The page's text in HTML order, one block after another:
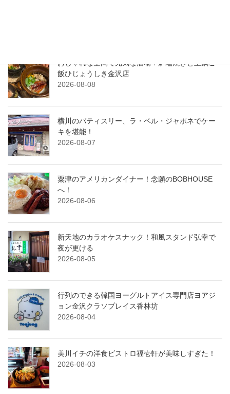
おしゃれな空間で元気な酒場！炉端焼きと土鍋ご
飯ひじょうしき金沢店
2026-08-08
横川のパティスリー、ラ・ベル・ジャポネでケー
キを堪能！
2026-08-07
粟津のアメリカンダイナー！念願のBOBHOUSE
へ！
2026-08-06
新天地のカラオケスナック！和風スタンド弘幸で
夜が更ける
2026-08-05
行列のできる韓国ヨーグルトアイス専門店ヨアジ
ョン金沢クラソプレイス香林坊
2026-08-04
美川イチの洋食ビストロ福壱軒が美味しすぎた！
2026-08-03